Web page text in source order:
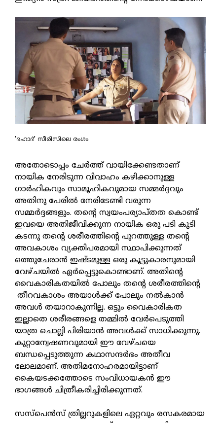
'ദഹാദ്' സീരിസിലെ രംഗം
അതോടൊപ്പം ചേർത്ത് വായിക്കേണ്ടതാണ്
നായിക നേരിടുന്ന വിവാഹം കഴിക്കാനുള്ള
ഗാർഹികവും സാമൂഹികവുമായ സമ്മർദ്ദവും
അതിനു പേരിൽ നേരിടേണ്ടി വരുന്ന
സമ്മർദ്ദങ്ങളും. തന്റെ സ്വയംപര്യാപ്തത കൊണ്ട്
ഇവയെ അതിജീവിക്കുന്ന നായിക ഒരു പടി കൂടി
കടന്നു തന്റെ ശരീരത്തിന്റെ പുറത്തുള്ള തന്റെ
അവകാശം വ്യക്തിപരമായി സ്ഥാപിക്കുന്നത്
ഒത്തുചേരാൻ ഇഷ്ടമുള്ള ഒരു കൂട്ടുകാരനുമായി
വേഴ്ചയിൽ ഏർപ്പെട്ടുകൊണ്ടാണ്. അതിന്റെ
വൈകാരികതയിൽ പോലും തന്റെ ശരീരത്തിന്റെ
തീറവകാശം അയാൾക്ക് പോലും നൽകാൻ
അവൾ തയാറാകുന്നില്ല. ഒട്ടും വൈകാരികത
ഇല്ലാതെ ശരീരങ്ങളെ തമ്മിൽ വേർപെടുത്തി
യാത്ര ചൊല്ലി പിരിയാൻ അവൾക്ക് സാധിക്കുന്നു.
കുറ്റാന്വേഷണവുമായി ഈ വേഴ്ചയെ
ബന്ധപ്പെടുത്തുന്ന കഥാസന്ദർഭം അതീവ
ലോലമാണ്. അതിമനോഹരമായിട്ടാണ്
കൈയടക്കത്തോടെ സംവിധായകൻ ഈ
ഭാഗങ്ങൾ ചിത്രീകരിച്ചിരിക്കുന്നത്.
സസ്പെൻസ് ത്രില്ലറുകളിലെ ഏറ്റവും രസകരമായ